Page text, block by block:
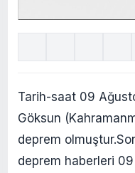
Tarih-saat 09
Göksun
deprem
deprem haberleri